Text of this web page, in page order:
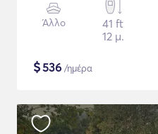
Άλλο
41 ft
12 μ.
$536 /ημέρα